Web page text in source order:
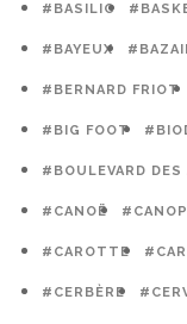
#BASILIC
#BAYEUX
#BERNARD FRIOT
#BIG FOOT
#BOULEVARD DES
#CANOË
#CAROTTE
#CERBÈRE